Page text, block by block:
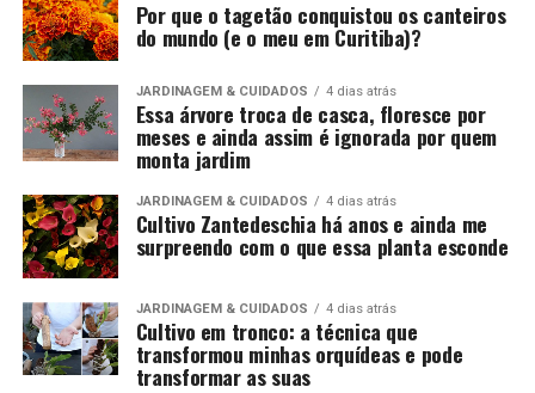
Por que o tagetão conquistou os canteiros
do mundo (e o meu em Curitiba)?
JARDINAGEM & CUIDADOS 4 dias atrás
Essa árvore troca de casca, floresce por
meses e ainda assim é ignorada por quem
monta jardim
JARDINAGEM & CUIDADOS 4 dias atrás
Cultivo Zantedeschia há anos e ainda me
surpreendo com o que essa planta esconde
JARDINAGEM & CUIDADOS 4 dias atrás
Cultivo em tronco: a técnica que
transformou minhas orquídeas e pode
transformar as suas